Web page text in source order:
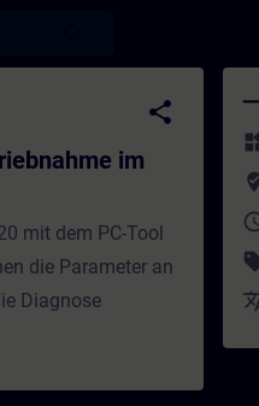
im TIA Portal -
share
im
mit dem PC-Tool
die Parameter an
Diagnose